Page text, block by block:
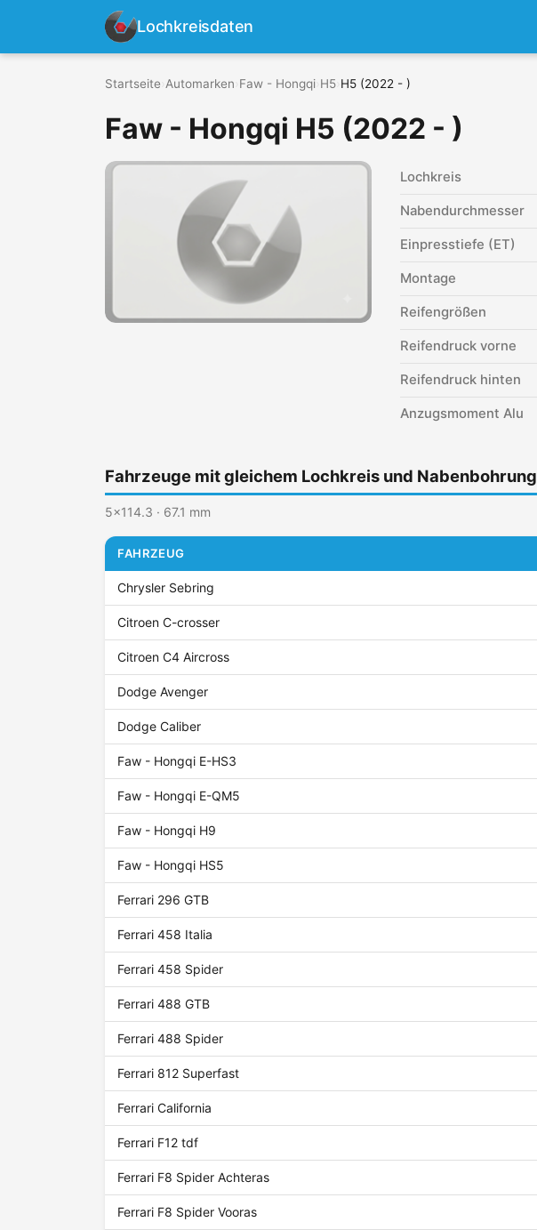
Lochkreisdaten
Startseite Automarken Faw - Hongqi H5 H5 (2022 - )
Faw - Hongqi H5 (2022 - )
Lochkreis
Nabendurchmesser
Einpresstiefe (ET)
Montage
Reifengrößen
Reifendruck vorne
Reifendruck hinten
Anzugsmoment Alu
Fahrzeuge mit gleichem Lochkreis und Nabenbohrung
5x114.3 · 67.1 mm
FAHRZEUG
Chrysler Sebring
Citroen C-crosser
Citroen C4 Aircross
Dodge Avenger
Dodge Caliber
Faw - Hongqi E-HS3
Faw - Hongqi E-QM5
Faw - Hongqi H9
Faw - Hongqi HS5
Ferrari 296 GTB
Ferrari 458 Italia
Ferrari 458 Spider
Ferrari 488 GTB
Ferrari 488 Spider
Ferrari 812 Superfast
Ferrari California
Ferrari F12 tdf
Ferrari F8 Spider Achteras
Ferrari F8 Spider Vooras